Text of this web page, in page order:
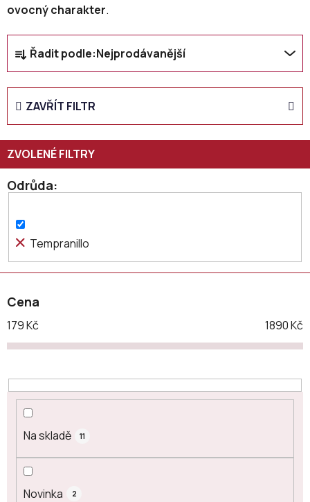
ovocný charakter.
Ř
a
z
n
p
r
o
u
t
ů
Řadit podle:Nejprodávanější
ZAVŘÍT FILTR
Odrůda
Tempranillo
Cena
179Kč 1890Kč
Na skladě 11
Novinka 2